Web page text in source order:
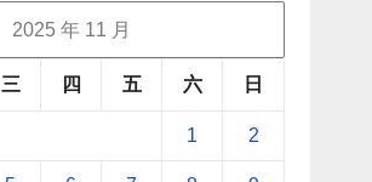
2025 年 11 月
三 四 五 六 日
1 2